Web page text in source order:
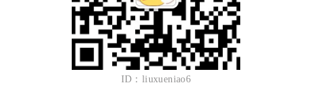
ID：liuxueniao6